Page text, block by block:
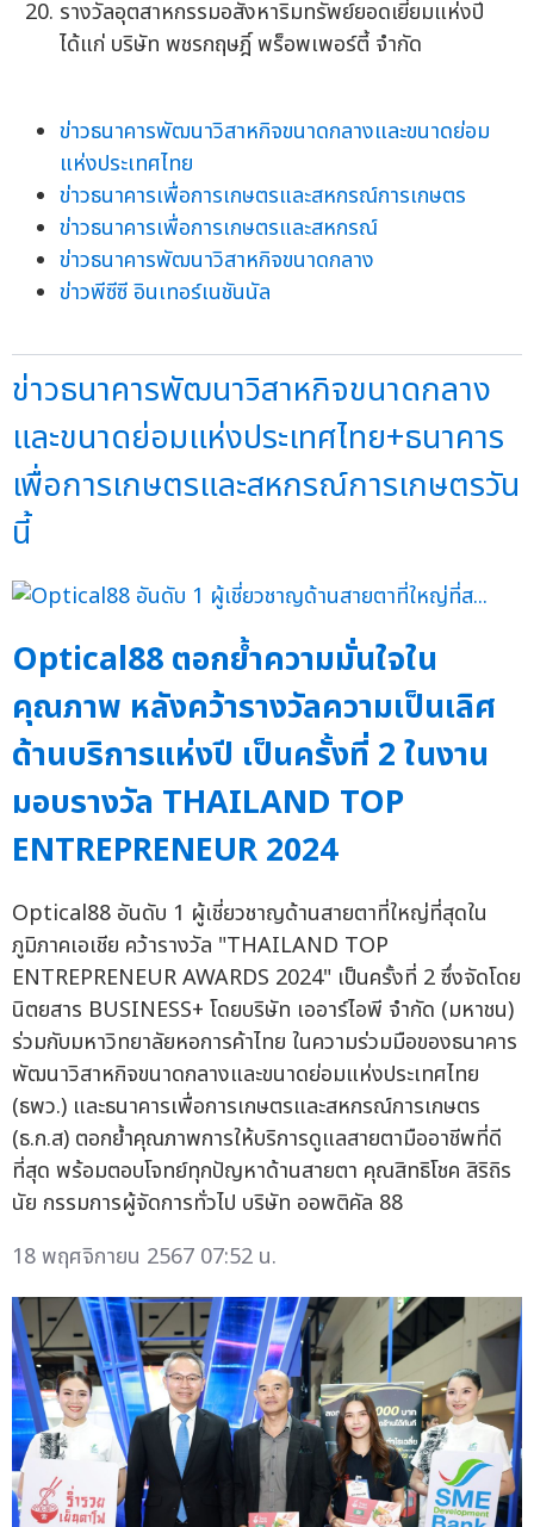
รางวัลอุตสาหกรรมอสังหาริมทรัพย์ยอดเยี่ยมแห่งปี
ได้แก่ บริษัท พชรกฤษฎิ์ พร็อพเพอร์ตี้ จำกัด
ข่าวธนาคารพัฒนาวิสาหกิจขนาดกลางและขนาดย่อม
แห่งประเทศไทย
ข่าวธนาคารเพื่อการเกษตรและสหกรณ์การเกษตร
ข่าวธนาคารเพื่อการเกษตรและสหกรณ์
ข่าวธนาคารพัฒนาวิสาหกิจขนาดกลาง
ข่าวพีซีซี อินเทอร์เนชันนัล
ข่าวธนาคารพัฒนาวิสาหกิจขนาดกลาง
และขนาดย่อมแห่งประเทศไทย+ธนาคาร
เพื่อการเกษตรและสหกรณ์การเกษตรวัน
นี้
Optical88 ตอกย้ำความมั่นใจใน
คุณภาพ หลังคว้ารางวัลความเป็นเลิศ
ด้านบริการแห่งปี เป็นครั้งที่ 2 ในงาน
มอบรางวัล THAILAND TOP
ENTREPRENEUR 2024
Optical88 อันดับ 1 ผู้เชี่ยวชาญด้านสายตาที่ใหญ่ที่สุดใน
ภูมิภาคเอเชีย คว้ารางวัล "THAILAND TOP
ENTREPRENEUR AWARDS 2024" เป็นครั้งที่ 2 ซึ่งจัดโดย
นิตยสาร BUSINESS+ โดยบริษัท เออาร์ไอพี จำกัด (มหาชน)
ร่วมกับมหาวิทยาลัยหอการค้าไทย ในความร่วมมือของธนาคาร
พัฒนาวิสาหกิจขนาดกลางและขนาดย่อมแห่งประเทศไทย
(ธพว.) และธนาคารเพื่อการเกษตรและสหกรณ์การเกษตร
(ธ.ก.ส) ตอกย้ำคุณภาพการให้บริการดูแลสายตามืออาชีพที่ดี
ที่สุด พร้อมตอบโจทย์ทุกปัญหาด้านสายตา คุณสิทธิโชค สิริถิร
นัย กรรมการผู้จัดการทั่วไป บริษัท ออพติคัล 88
18 พฤศจิกายน 2567 07:52 น.